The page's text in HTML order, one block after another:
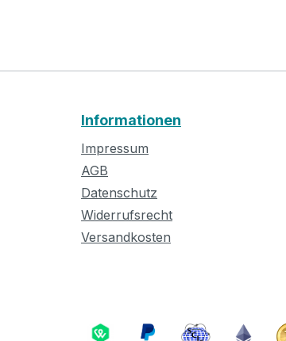
Informationen
Impressum
AGB
Datenschutz
Widerrufsrecht
Versandkosten